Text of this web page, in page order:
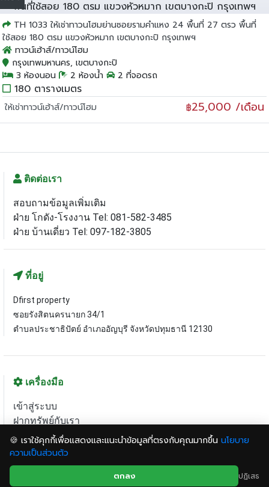
🍪 เราใช้คุกกี้เพื่อแสดงและแนะนำข้อมูลที่ตรงกับคุณมากขึ้น นโยบาย
ความเป็นส่วนตัว
ตกลง ปฏิเสธ
TH 1033 ให้เช่าทาวนโฮมย่านซอยรามคำแหง 24 พื้นที่ 27 ตรว พื้นที่
ใช้สอย 180 ตรม แขวงหัวหมาก เขตบางกะปิ กรุงเทพฯ
ทาวน์เฮ้าส์/ทาวน์โฮม
กรุงเทพมหานคร, เขตบางกะปิ
3 ห้องนอน
2 ห้องน้ำ 2 ที่จอดรถ
180 ตารางเมตร
ให้เช่าทาวน์เฮ้าส์/ทาวน์โฮม ฿25,000 /เดือน
หน้าแรก โทรด่วน ส่งไลน์
ติดต่อเรา
สอบถามข้อมูลเพิ่มเติม
ฝ่าย โกดัง-โรงงาน Tel: 081-582-3485
ฝ่าย บ้านเดี่ยว Tel: 097-182-3805
ที่อยู่
Dfirst property
ซอยรังสิตนครนายก 34/1
ตำบลประชาธิปัตย์ อำเภออัญบุรี จังหวัดปทุมธานี 12130
เครื่องมือ
เข้าสู่ระบบ
ฝากทรัพย์กับเรา
แผนที่เว็บไซต์